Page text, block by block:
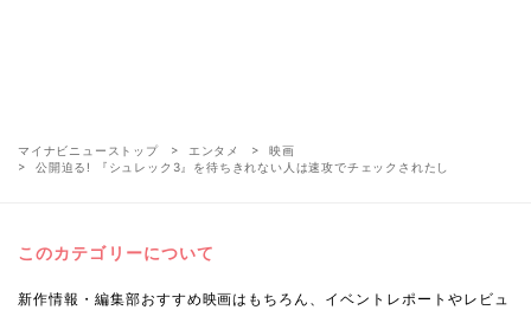
マイナビニューストップ エンタメ
映画
公開迫る! 『シュレック3』を待ちきれない人は速攻でチェックされたし
このカテゴリーについて
新作情報・編集部おすすめ映画はもちろん、イベントレポートやレビュ